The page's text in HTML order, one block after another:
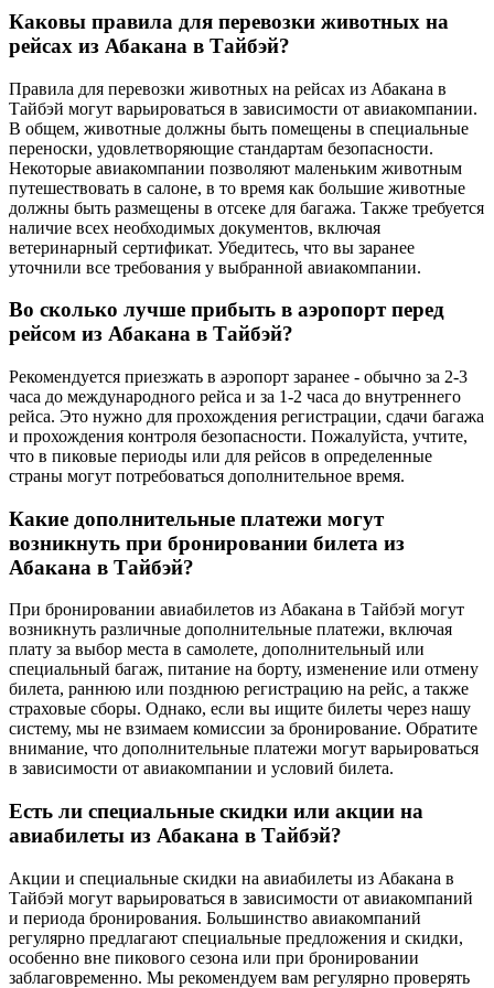
Каковы правила для перевозки животных на
рейсах из Абакана в Тайбэй?
Правила для перевозки животных на рейсах из Абакана в
Тайбэй могут варьироваться в зависимости от авиакомпании.
В общем, животные должны быть помещены в специальные
переноски, удовлетворяющие стандартам безопасности.
Некоторые авиакомпании позволяют маленьким животным
путешествовать в салоне, в то время как большие животные
должны быть размещены в отсеке для багажа. Также требуется
наличие всех необходимых документов, включая
ветеринарный сертификат. Убедитесь, что вы заранее
уточнили все требования у выбранной авиакомпании.
Во сколько лучше прибыть в аэропорт перед
рейсом из Абакана в Тайбэй?
Рекомендуется приезжать в аэропорт заранее - обычно за 2-3
часа до международного рейса и за 1-2 часа до внутреннего
рейса. Это нужно для прохождения регистрации, сдачи багажа
и прохождения контроля безопасности. Пожалуйста, учтите,
что в пиковые периоды или для рейсов в определенные
страны могут потребоваться дополнительное время.
Какие дополнительные платежи могут
возникнуть при бронировании билета из
Абакана в Тайбэй?
При бронировании авиабилетов из Абакана в Тайбэй могут
возникнуть различные дополнительные платежи, включая
плату за выбор места в самолете, дополнительный или
специальный багаж, питание на борту, изменение или отмену
билета, раннюю или позднюю регистрацию на рейс, а также
страховые сборы. Однако, если вы ищите билеты через нашу
систему, мы не взимаем комиссии за бронирование. Обратите
внимание, что дополнительные платежи могут варьироваться
в зависимости от авиакомпании и условий билета.
Есть ли специальные скидки или акции на
авиабилеты из Абакана в Тайбэй?
Акции и специальные скидки на авиабилеты из Абакана в
Тайбэй могут варьироваться в зависимости от авиакомпаний
и периода бронирования. Большинство авиакомпаний
регулярно предлагают специальные предложения и скидки,
особенно вне пикового сезона или при бронировании
заблаговременно. Мы рекомендуем вам регулярно проверять